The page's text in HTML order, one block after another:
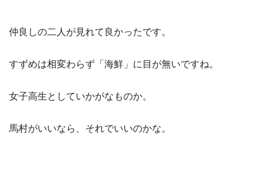
仲良しの二人が見れて良かったです。
すずめは相変わらず「海鮮」に目が無いですね。
女子高生としていかがなものか。
馬村がいいなら、それでいいのかな。